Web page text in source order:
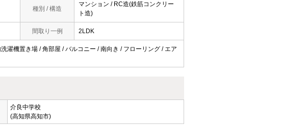
種別 / 構造
マンション / RC造(鉄筋コンクリー
ト造)
間取り一例 2LDK
濯機置き場 / 角部屋 / バルコニー / 南向き / フローリング / エア
介良中学校
(高知県高知市)